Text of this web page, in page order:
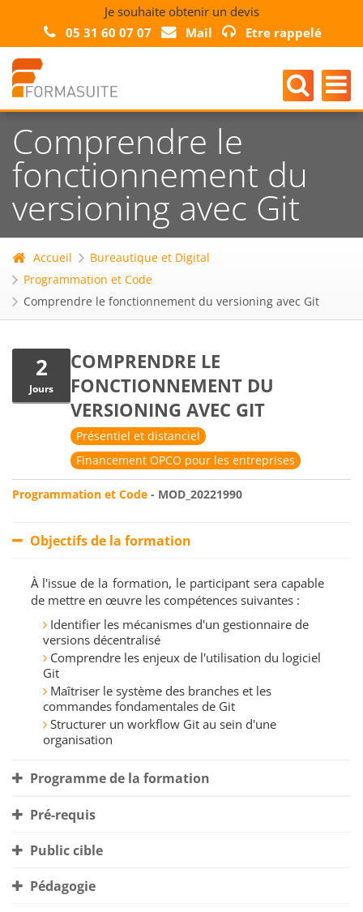
Je souhaite obtenir un devis
05 31 60 07 07
Mail Etre rappelé
Comprendre le
fonctionnement du
versioning avec Git
Accueil
Bureautique et Digital
Programmation et Code
Comprendre le fonctionnement du versioning avec Git
2
Jours
COMPRENDRE LE
FONCTIONNEMENT DU
VERSIONING AVEC GIT
Présentiel et distanciel
Financement OPCO pour les entreprises
Programmation et Code - MOD_20221990
Objectifs de la formation
À l'issue de la formation, le participant sera capable
de mettre en œuvre les compétences suivantes :
Identifier les mécanismes d'un gestionnaire de
versions décentralisé
Comprendre les enjeux de l'utilisation du logiciel
Git
Maîtriser le système des branches et les
commandes fondamentales de Git
Structurer un workflow Git au sein d'une
organisation
Programme de la formation
Pré-requis
Public cible
Pédagogie